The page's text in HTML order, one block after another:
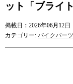
ット「ブライ
掲載日：2026年06月12日
カテゴリー: バイクパーツ